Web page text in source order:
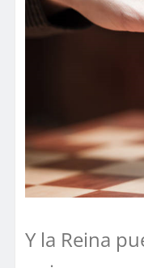
Y la Reina